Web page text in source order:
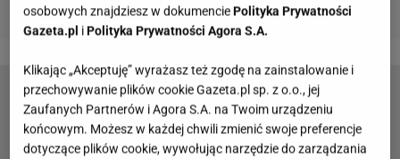
Pasmo sukcesów Felicjańskiej przerwało
uzależnienie. Jazda pod wpływem, więzienie
osobowych znajdziesz w dokumenciePolityka Prywatności
Gazeta.pl iPolityka Prywatności Agora S.A.
Klikając „Akceptuję” wyrażasz też zgodę na zainstalowanie i
przechowywanie plików cookie Gazeta.pl sp. z o.o., jej
Zaufanych Partnerów i Agora S.A. na Twoim urządzeniu
końcowym. Możesz w każdej chwili zmienić swoje preferencje
dotyczące plików cookie, wywołując narzędzie do zarządzania